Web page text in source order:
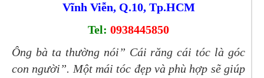
Vĩnh Viễn, Q.10, Tp.HCM
Tel: 0938445850
Ông bà ta thường nói” Cái răng cái tóc là góc
con người”. Một mái tóc đẹp và phù hợp sẽ giúp